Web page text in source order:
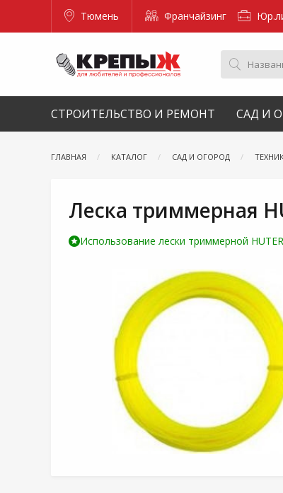
Тюмень Франчайзинг
СТРОИТЕЛЬСТВО И РЕМОНТ САД И
ГЛАВНАЯ КАТАЛОГ САД И ОГОРОД
Леска триммерная
Использование лески триммерной